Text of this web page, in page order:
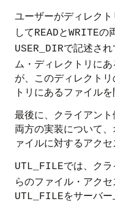
ユーザーがディレク
してREADとWRITEの
USER_DIRで記述さ
ム・ディレクトリに
が、このディレクト
トリにあるファイル
最後に、クライアン
両方の実装について
ァイルに対するアク
UTL_FILEでは、ク
らのファイル・アクセ
UTL_FILEをサーバ